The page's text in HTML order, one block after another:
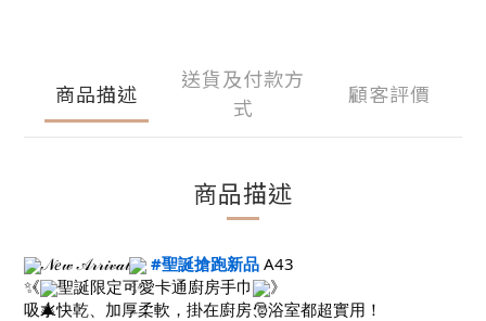
商品描述
送貨及付款方
式
顧客評價
商品描述
𝒩𝑒𝓌 𝒜𝓇𝓇𝒾𝓋𝒶𝓁 #聖誕搶跑新品 A43
《
聖誕限定可愛卡通廚房手巾
》
吸水快乾、加厚柔軟，掛在廚房、浴室都超實用！